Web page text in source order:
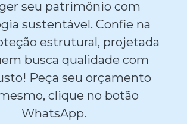
seu patrimônio com
sustentável. Confie na
estrutural, projetada
busca qualidade com
Peça seu orçamento
clique no botão
WhatsApp.